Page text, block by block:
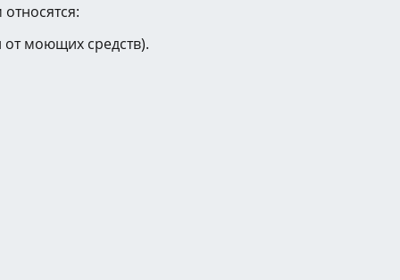
от моющих средств).